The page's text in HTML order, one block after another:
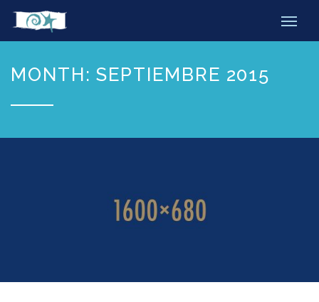
MONTH: SEPTIEMBRE 2015